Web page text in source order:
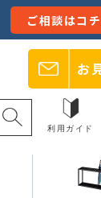
ご相談はコ
お
利用ガイド